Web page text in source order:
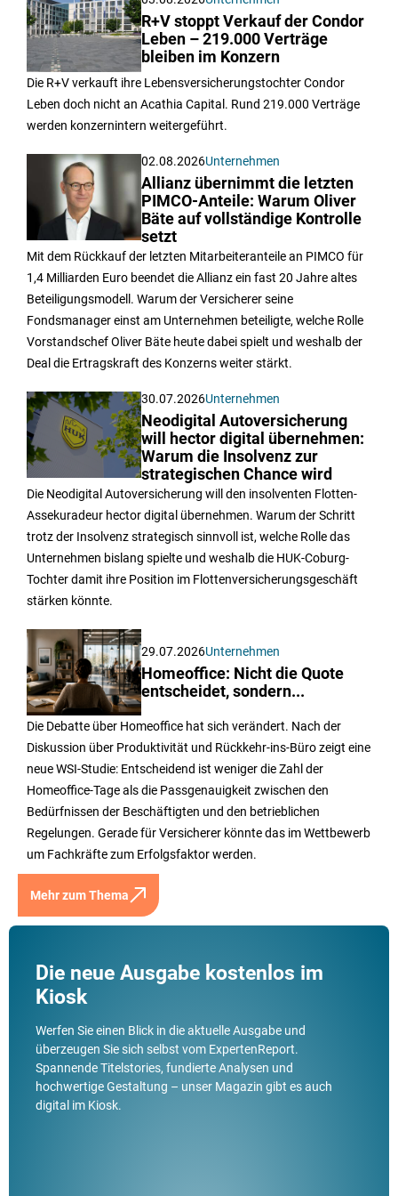
R+V stoppt Verkauf der Condor
Leben – 219.000 Verträge
bleiben im Konzern
Die R+V verkauft ihre Lebensversicherungstochter Condor
Leben doch nicht an Acathia Capital. Rund 219.000 Verträge
werden konzernintern weitergeführt.
02.08.2026Unternehmen
Allianz übernimmt die letzten
PIMCO-Anteile: Warum Oliver
Bäte auf vollständige Kontrolle
setzt
Mit dem Rückkauf der letzten Mitarbeiteranteile an PIMCO für
1,4 Milliarden Euro beendet die Allianz ein fast 20 Jahre altes
Beteiligungsmodell. Warum der Versicherer seine
Fondsmanager einst am Unternehmen beteiligte, welche Rolle
Vorstandschef Oliver Bäte heute dabei spielt und weshalb der
Deal die Ertragskraft des Konzerns weiter stärkt.
30.07.2026Unternehmen
Neodigital Autoversicherung
will hector digital übernehmen:
Warum die Insolvenz zur
strategischen Chance wird
Die Neodigital Autoversicherung will den insolventen Flotten-
Assekuradeur hector digital übernehmen. Warum der Schritt
trotz der Insolvenz strategisch sinnvoll ist, welche Rolle das
Unternehmen bislang spielte und weshalb die HUK-Coburg-
Tochter damit ihre Position im Flottenversicherungsgeschäft
stärken könnte.
29.07.2026Unternehmen
Homeoffice: Nicht die Quote
entscheidet, sondern...
Die Debatte über Homeoffice hat sich verändert. Nach der
Diskussion über Produktivität und Rückkehr-ins-Büro zeigt eine
neue WSI-Studie: Entscheidend ist weniger die Zahl der
Homeoffice-Tage als die Passgenauigkeit zwischen den
Bedürfnissen der Beschäftigten und den betrieblichen
Regelungen. Gerade für Versicherer könnte das im Wettbewerb
um Fachkräfte zum Erfolgsfaktor werden.
Mehr zum Thema
Die neue Ausgabe kostenlos im
Kiosk
Werfen Sie einen Blick in die aktuelle Ausgabe und
überzeugen Sie sich selbst vom ExpertenReport.
Spannende Titelstories, fundierte Analysen und
hochwertige Gestaltung – unser Magazin gibt es auch
digital im Kiosk.